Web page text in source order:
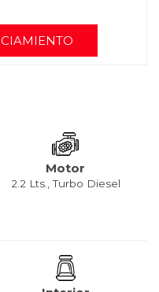
Motor
2.2 Lts., Turbo Diesel